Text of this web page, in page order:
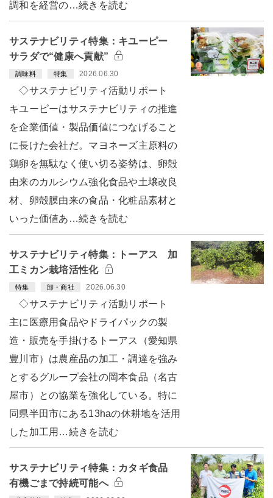
調和を経営の…続きを読む
サステナビリティ特集：キユーピー
サラダで“健康へ貢献”
調味料 特集 2026.06.30
◇サステナビリティ活動リポート
キユーピーはサステナビリティの推進
を企業価値・製品価値につなげること
に長けた会社だ。マヨネーズ主原料の
鶏卵を無駄なく使い切る姿勢は、卵殻
由来のカルシウム強化食品や土壌改良
材、卵殻膜由来の食品・化粧品素材と
いった価値あ…続きを読む
サステナビリティ特集：トーアス 加
工ミカン栽培活性化
特集 卸・商社 2026.06.30
◇サステナビリティ活動リポート
主に医療用食品やドライパックの製
造・販売を手掛けるトーアス（愛知県
豊川市）は農産品の加工・調達を強み
とするグループ会社の岡本食品（名古
屋市）との協業を強化している。特に
同県半田市にある13haの休耕地を活用
した加工用…続きを読む
サステナビリティ特集：カタギ食品
有機ごまで持続可能へ